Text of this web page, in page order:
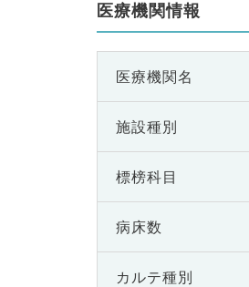
医療機関情報
医療機関名
施設種別
標榜科目
病床数
カルテ種別